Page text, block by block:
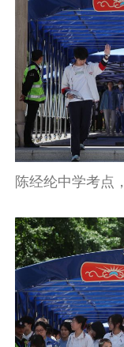
陈经纶中学考点